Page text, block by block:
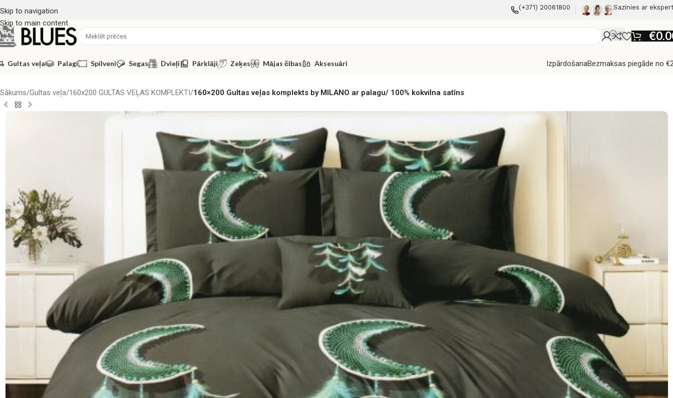
Skip to navigation
Skip to main content
(+371) 20061800 Sazinies ar
€
Gultas veļa Palagi Spilveni Segas Dvieļi Pārklāji Zeķes Mājas čības Aksesuāri IzpārdošanaBezmaksas piegāde no
Sākums/Gultas veļa/160x200 GULTAS VEĻAS KOMPLEKTI/160×200 Gultas veļas komplekts by MILANO ar palagu/ 100% kokvilna satīns